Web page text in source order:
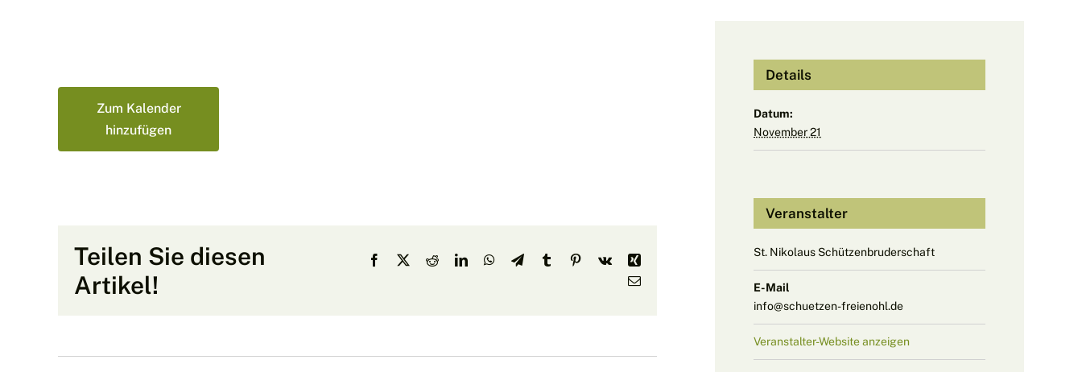
Zum Kalender
hinzufügen
Teilen Sie diesen
Artikel!
Facebook RedditLinkedInWhatsApp
TelegramTumblr Pinterest
Vk
Xing
E-
Details
Datum:
November 21
Veranstalter
St. Nikolaus Schützenbruderschaft
E-Mail
info@schuetzen-freienohl.de
Veranstalter-Website anzeigen